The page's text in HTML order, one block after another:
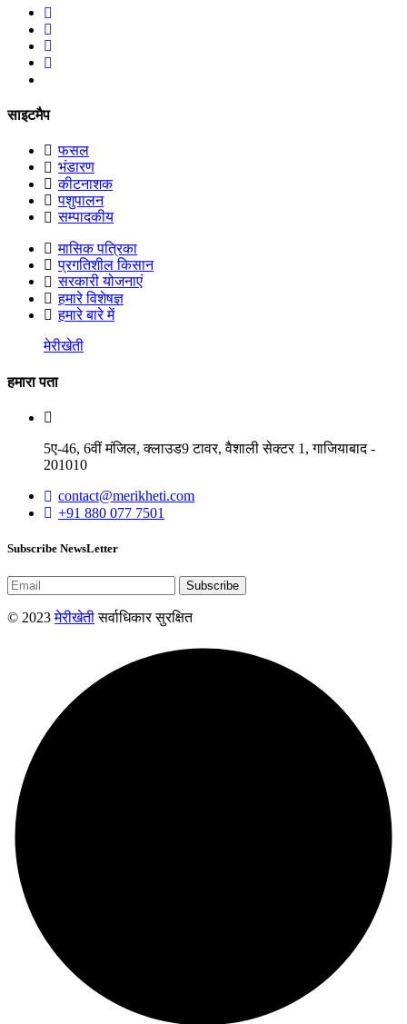
साइटमैप
फसल
भंडारण
कीटनाशक
पशुपालन
सम्पादकीय
मासिक पत्रिका
प्रगतिशील किसान
सरकारी योजनाएं
हमारे विशेषज्ञ
हमारे बारे में
मेरीखेती
हमारा पता
5ए-46, 6वीं मंजिल, क्लाउड9 टावर, वैशाली सेक्टर 1, गाजियाबाद -
201010
contact@merikheti.com
+91 880 077 7501
Subscribe NewsLetter
Subscribe
© 2023मेरीखेतीसर्वाधिकार सुरक्षित